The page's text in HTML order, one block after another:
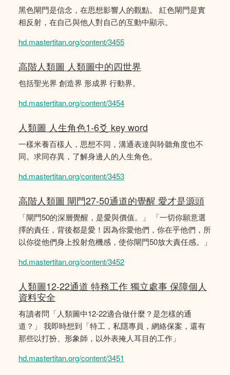
黑色閘門是信念，在思想影響人的觀點。 紅色閘門是實
相反射，在自己與他人對自己的互動中顯示。
hd.mastertitan.org/content/3455
高階人類圖 人類圖中的四世界
包括聖光界 創造界 形成界 行動界。
hd.mastertitan.org/content/3454
人類圖 人生角色1-6爻 key word
一樣米養百樣人，思想不同，溝通表達與聆聽角度也不
同。求同存異，了解身邊人的人生角色。
hd.mastertitan.org/content/3453
高階人類圖 閘門27-50通道的覺醒 愛才是源頭
「閘門50的深層覺醒，是愛與價值。」 「一切你願意選
擇的責任，背後都是愛！因為你愛他們，你在乎他們，所
以你從他們身上投射危機感，使你閘門50放大責任感。」
hd.mastertitan.org/content/3452
人類圖12-22通道 特務工作 獨立處事 保障個人
資料安全
有讀者問「人類圖中12-22適合做什麼？是怎樣的通
道？」 我即時想到「特工，私隱專員，網絡保案，還有
那些以打扮、形象師，以外表掩人耳目的工作」
hd.mastertitan.org/content/3451